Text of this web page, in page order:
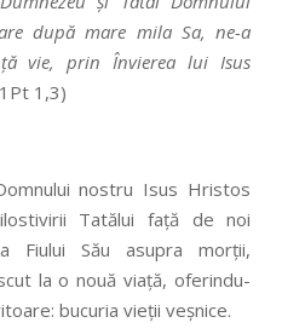
după mare mila Sa, ne-a
vie, prin Învierea lui Isus
1,3)
nostru Isus Hristos
Tatălui față de noi
Fiului Său asupra morții,
la o nouă viață, oferindu-
bucuria vieții veșnice.